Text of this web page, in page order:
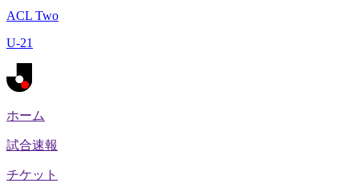
ACL Two
U-21
ホーム
試合速報
チケット